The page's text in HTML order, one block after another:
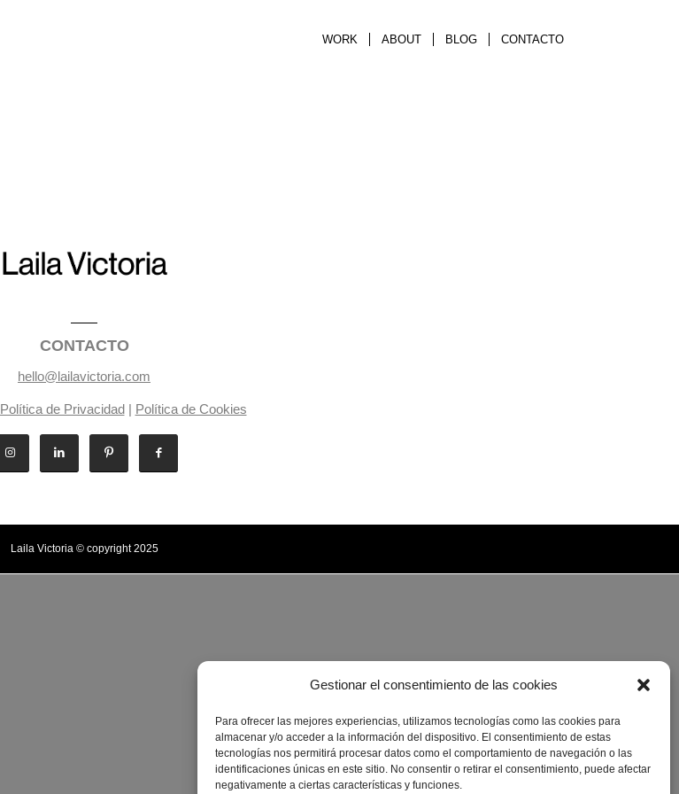
Gestionar el consentimiento de las cookies
Para ofrecer las mejores experiencias, utilizamos tecnologías como las cookies para
almacenar y/o acceder a la información del dispositivo. El consentimiento de estas
tecnologías nos permitirá procesar datos como el comportamiento de navegación o las
identificaciones únicas en este sitio. No consentir o retirar el consentimiento, puede afectar
negativamente a ciertas características y funciones.
WORK ABOUT BLOG CONTACTO
CONTACTO
hello@lailavictoria.com
Política de Privacidad| Política de Cookies
Laila Victoria © copyright 2025